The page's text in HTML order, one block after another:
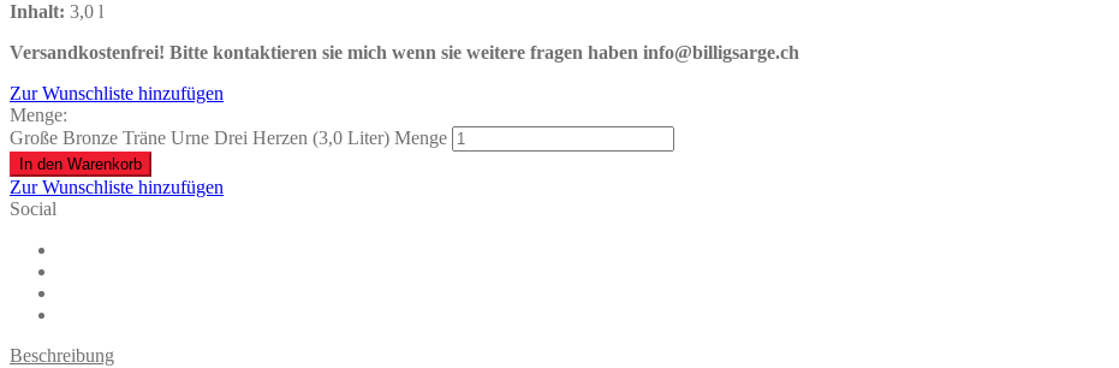
Inhalt: 3,0 l
Versandkostenfrei! Bitte kontaktieren sie mich wenn sie weitere fragen haben info@billigsarge.ch
Zur Wunschliste hinzufügen
Menge:
Große Bronze Träne Urne Drei Herzen (3,0 Liter) Menge
In den Warenkorb
Zur Wunschliste hinzufügen
Social
Beschreibung